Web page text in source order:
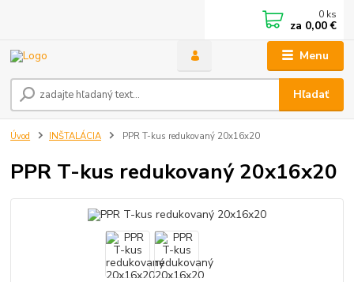
Menu
Hľadať
0 ks
za 0,00 €
Úvod INŠTALÁCIA PPR T-kus redukovaný 20x16x20
PPR T-kus redukovaný 20x16x20